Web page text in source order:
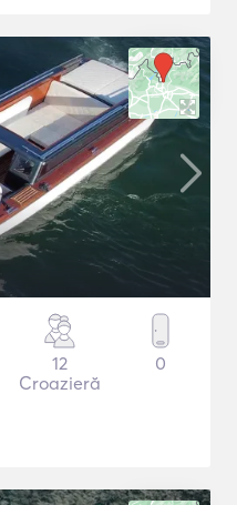
12
Croazieră
0